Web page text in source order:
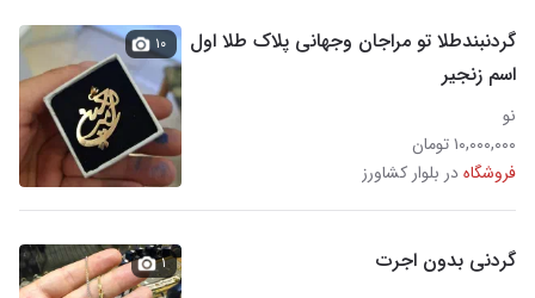
گردنبندطلا تو مراجان وجهانی پلاک طلا اول
اسم زنجیر
نو
۱۰,۰۰۰,۰۰۰ تومان
فروشگاهدر بلوار کشاورز
۱۰
گردنی بدون اجرت ۱